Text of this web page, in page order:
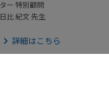
ター 特別顧問
日比 紀文 先生
詳細はこちら